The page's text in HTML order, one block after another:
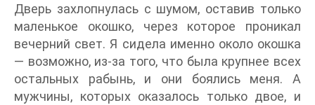
Дверь захлопнулась с шумом, оставив только
маленькое окошко, через которое проникал
вечерний свет. Я сидела именно около окошка
— возможно, из-за того, что была крупнее всех
остальных рабынь, и они боялись меня. А
мужчины, которых оказалось только двое, и